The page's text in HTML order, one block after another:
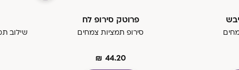
פרוטק סירופ לח
סירופ תמציות צמחים
₪ 44.20
שילוב